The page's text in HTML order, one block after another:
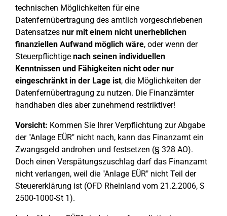
technischen Möglichkeiten für eine
Datenfernübertragung des amtlich vorgeschriebenen
Datensatzes nur mit einem nicht unerheblichen
finanziellen Aufwand möglich wäre, oder wenn der
Steuerpflichtige nach seinen individuellen
Kenntnissen und Fähigkeiten nicht oder nur
eingeschränkt in der Lage ist, die Möglichkeiten der
Datenfernübertragung zu nutzen. Die Finanzämter
handhaben dies aber zunehmend restriktiver!
Vorsicht: Kommen Sie Ihrer Verpflichtung zur Abgabe
der "Anlage EÜR" nicht nach, kann das Finanzamt ein
Zwangsgeld androhen und festsetzen (§ 328 AO).
Doch einen Verspätungszuschlag darf das Finanzamt
nicht verlangen, weil die "Anlage EÜR" nicht Teil der
Steuererklärung ist (OFD Rheinland vom 21.2.2006, S
2500-1000-St 1).